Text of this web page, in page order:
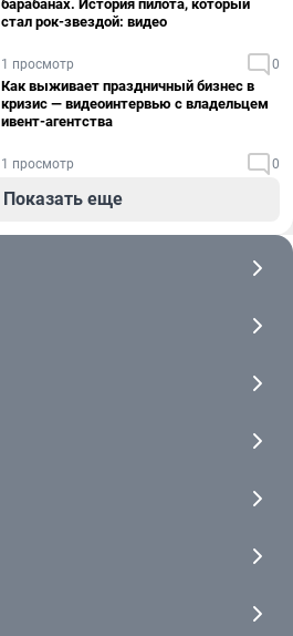
барабанах. История пилота, который
стал рок-звездой: видео
1 просмотр 0
Как выживает праздничный бизнес в
кризис — видеоинтервью с владельцем
ивент-агентства
1 просмотр 0
Показать еще